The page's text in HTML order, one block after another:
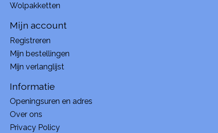
Wolpakketten
Mijn account
Registreren
Mijn bestellingen
Mijn verlanglijst
Informatie
Openingsuren en adres
Over ons
Privacy Policy